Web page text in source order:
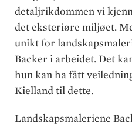
detaljrikdommen vi
det eksteriøre miljøet.
unikt for
Backer i arbeidet. Det
hun kan ha fått
Kielland til dette.
Landskapsmaleriene